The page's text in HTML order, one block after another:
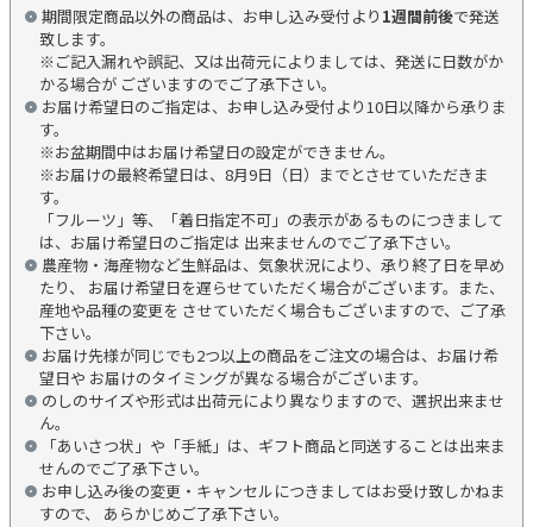
期間限定商品以外の商品は、お申し込み受付より 1週間前後で発送
致します。
※ご記入漏れや誤記、又は出荷元によりましては、発送に日数がか
かる場合が ございますのでご了承下さい。
お届け希望日のご指定は、お申し込み受付より10日以降から承りま
す。
※お盆期間中はお届け希望日の設定ができません。
※お届けの最終希望日は、8月9日（日）までとさせていただきま
す。
「フルーツ」等、「着日指定不可」の表示があるものにつきまして
は、お届け希望日のご指定は 出来ませんのでご了承下さい。
農産物・海産物など生鮮品は、気象状況により、承り終了日を早め
たり、 お届け希望日を遅らせていただく場合がございます。また、
産地や品種の変更を させていただく場合もございますので、ご了承
下さい。
お届け先様が同じでも2つ以上の商品をご注文の場合は、お届け希
望日や お届けのタイミングが異なる場合がございます。
のしのサイズや形式は出荷元により異なりますので、選択出来ませ
ん。
「あいさつ状」や「手紙」は、ギフト商品と同送することは出来ま
せんのでご了承下さい。
お申し込み後の変更・キャンセルにつきましてはお受け致しかねま
すので、 あらかじめご了承下さい。